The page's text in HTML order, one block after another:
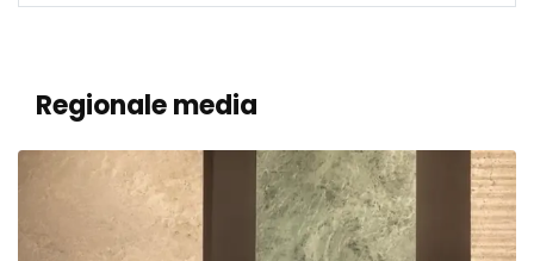
Regionale media